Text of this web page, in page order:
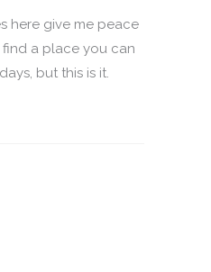
here give me peace
find a place you can
but this is it.